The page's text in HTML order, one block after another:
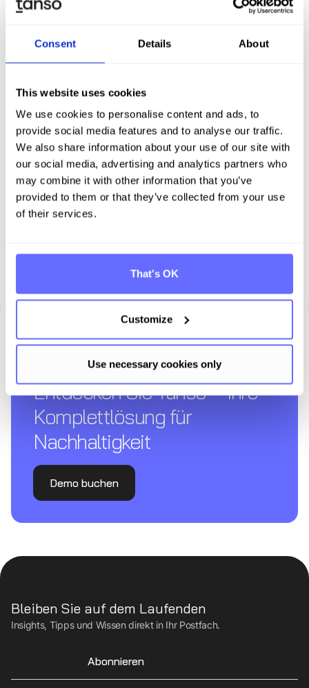
Consent Details About
This website uses cookies
We use cookies to personalise content and ads, to
provide social media features and to analyse our traffic.
We also share information about your use of our site with
our social media, advertising and analytics partners who
may combine it with other information that you’ve
provided to them or that they’ve collected from your use
of their services.
That's OK
Customize
Use necessary cookies only
ESG
Maschinen- und Anlagenbauer WEISS
legt mit der VSME-Berichterstattung die
Basis für Nachhaltigkeits­management,
Kundenanfragen und Ratings wie
EcoVadis und CDP
Mehr erfahren
Entdecken Sie Tanso – Ihre
Komplettl­ösung für
Nachhaltigkeit
Demo buchen
Bleiben Sie auf dem Laufenden
Insights, Tipps und Wissen direkt in Ihr Postfach.
Abonnieren